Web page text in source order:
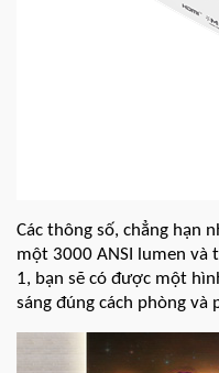
Các thông số, chẳng hạn
một 3000 ANSI lumen và
1, bạn sẽ có được một
sáng đúng cách phòng